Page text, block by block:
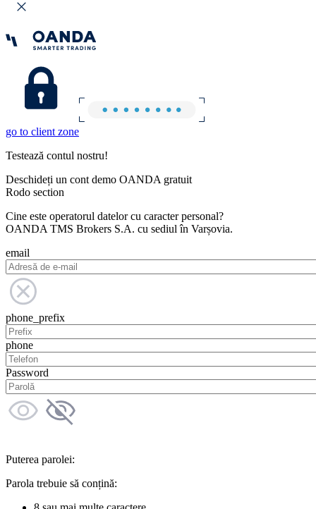
go to client zone
Testează contul nostru!
Deschideți un cont demo OANDA gratuit
Rodo section
Cine este operatorul datelor cu caracter personal?
OANDA TMS Brokers S.A. cu sediul în Varșovia.
email
phone_prefix
phone
Password
Puterea parolei:
Parola trebuie să conțină: